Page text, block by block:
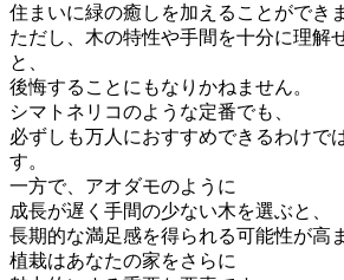
住まいに緑の癒しを加えることができ
ただし、木の特性や手間を十分に理解
と、
後悔することにもなりかねません。
シマトネリコのような定番でも、
必ずしも万人におすすめできるわけで
す。
一方で、アオダモのように
成長が遅く手間の少ない木を選ぶと、
長期的な満足感を得られる可能性が高
植栽はあなたの家をさらに